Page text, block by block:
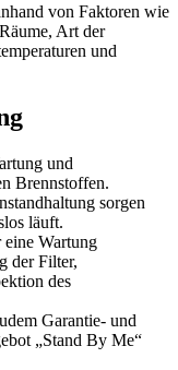
von Faktoren wie
Art der
und
und
Brennstoffen.
sorgen
läuft.
eine Wartung
der Filter,
des
Garantie- und
„Stand By Me“